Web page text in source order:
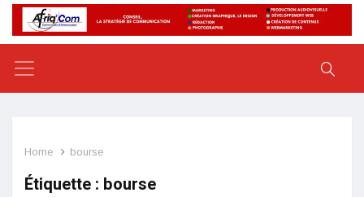
Home bourse
Étiquette : bourse